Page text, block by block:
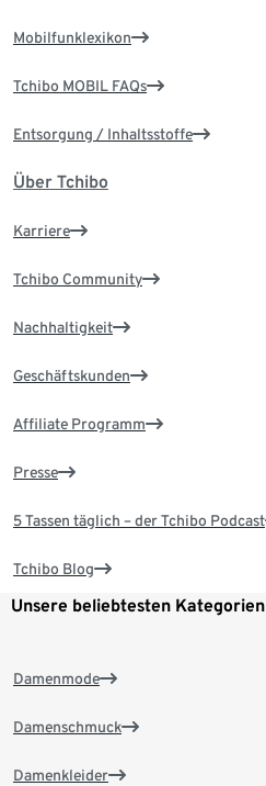
Mobilfunklexikon
Tchibo MOBIL FAQs
Entsorgung / Inhaltsstoffe
Über Tchibo
Karriere
Tchibo Community
Nachhaltigkeit
Geschäftskunden
Affiliate Programm
Presse
5 Tassen täglich – der Tchibo Podcast
Tchibo Blog
Unsere beliebtesten Kategorien
Damenmode
Damenschmuck
Damenkleider